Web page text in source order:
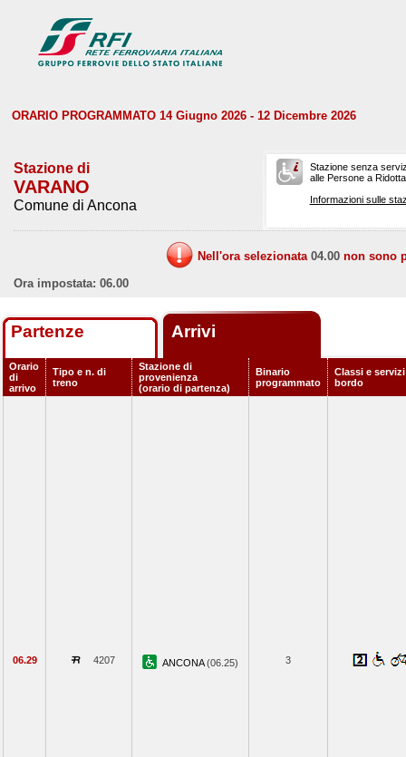
ORARIO PROGRAMMATO 14 Giugno 2026 - 12 Dicembre 2026
Stazione di
VARANO
Comune di Ancona
Stazione senza
alle Persone a
Informazioni sulle
Nell'ora selezionata 04.00 non sono
Ora impostata: 06.00
Partenze Arrivi
Orario
di
arrivo
Tipo e n. di
treno
Stazione di
provenienza
(orario di partenza)
Binario
programmato
Classi e servizi
bordo
06.29 4207 ANCONA(06.25) 3